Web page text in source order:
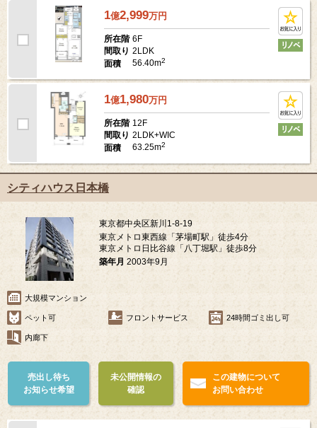
1億2,999万円
所在階 6F
間取り 2LDK
面積
56.40m2
1億1,980万円
所在階 12F
間取り 2LDK+WIC
面積
63.25m2
シティハウス日本橋
東京都中央区新川1-8-19
東京メトロ東西線「茅場町駅」徒歩4分
東京メトロ日比谷線「八丁堀駅」徒歩8分
築年月 2003年9月
大規模マンション
ペット可 フロントサービス 24時間ゴミ出し可
内廊下
売出し待ち
お知らせ希望
未公開情報の
確認
この建物について
お問い合わせ